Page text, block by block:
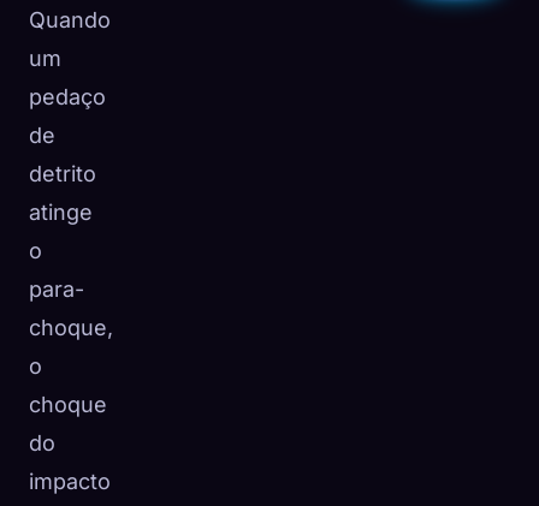
Quando
um
pedaço
de
detrito
atinge
o
para-
choque,
o
choque
do
impacto